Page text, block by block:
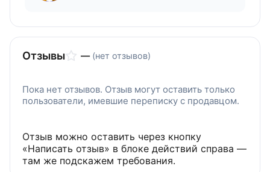
Отзывы — (нет отзывов)
Пока нет отзывов. Отзыв могут оставить только
пользователи, имевшие переписку с продавцом.
Отзыв можно оставить через кнопку
«Написать отзыв» в блоке действий справа —
там же подскажем требования.